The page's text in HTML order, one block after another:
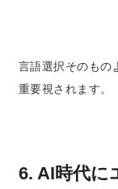
言語選択そのもの
重要視されます。
6. AI時代に